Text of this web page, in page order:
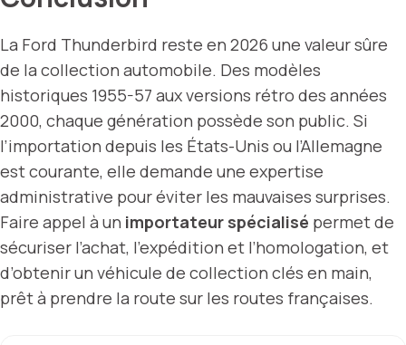
La Ford Thunderbird reste en 2026 une valeur sûre
de la collection automobile. Des modèles
historiques 1955-57 aux versions rétro des années
2000, chaque génération possède son public. Si
l’importation depuis les États-Unis ou l’Allemagne
est courante, elle demande une expertise
administrative pour éviter les mauvaises surprises.
Faire appel à un importateur spécialisé permet de
sécuriser l’achat, l’expédition et l’homologation, et
d’obtenir un véhicule de collection clés en main,
prêt à prendre la route sur les routes françaises.